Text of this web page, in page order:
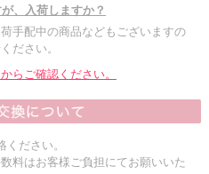
、入荷しますか？
手配中の商品などもございますの
ださい。
らご確認ください。
ください。
料はお客様ご負担にてお願いいた